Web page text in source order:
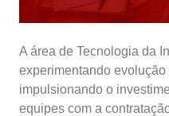
A área de Tecnologia da
experimentando
impulsionando o
equipes com a